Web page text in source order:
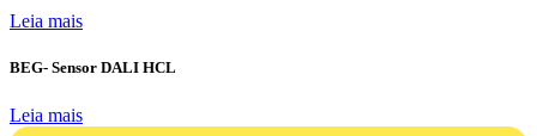
Leia mais
BEG- Sensor DALI HCL
Leia mais